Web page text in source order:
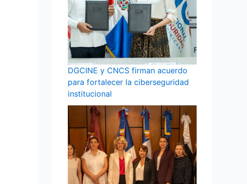
DGCINE y CNCS firman acuerdo
para fortalecer la ciberseguridad
institucional